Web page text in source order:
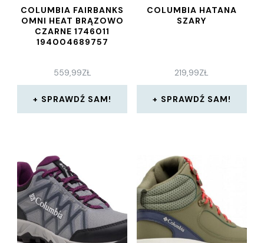
COLUMBIA FAIRBANKS
OMNI HEAT BRĄZOWO
CZARNE 1746011
194004689757
559,99ZŁ
SPRAWDŹ SAM!
COLUMBIA HATANA
SZARY
219,99ZŁ
SPRAWDŹ SAM!